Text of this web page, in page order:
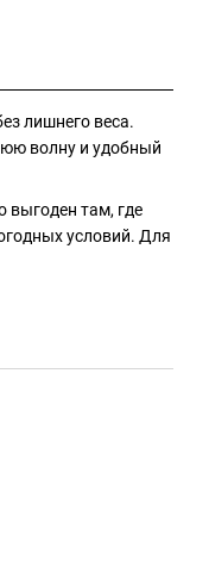
лишнего веса.
волну и удобный
там, где
условий. Для